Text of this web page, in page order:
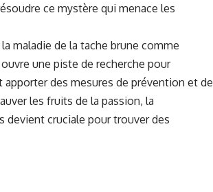
ce mystère qui menace les
maladie de la tache brune comme
une piste de recherche pour
des mesures de prévention et de
les fruits de la passion, la
cruciale pour trouver des